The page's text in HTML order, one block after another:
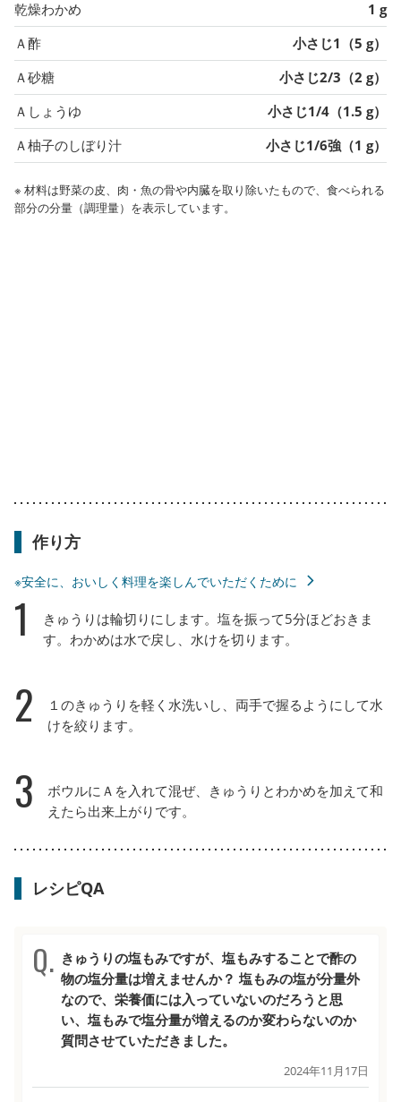
乾燥わかめ
1 g
Ａ酢
小さじ1（5 g）
Ａ砂糖
小さじ2/3（2 g）
Ａしょうゆ
小さじ1/4（1.5 g）
Ａ柚子のしぼり汁
小さじ1/6強（1 g）
※ 材料は野菜の皮、肉・魚の骨や内臓を取り除いたもので、食べられる
部分の分量（調理量）を表示しています。
作り方
※安全に、おいしく料理を楽しんでいただくために
1
きゅうりは輪切りにします。塩を振って5分ほどおきま
す。わかめは水で戻し、水けを切ります。
2
１のきゅうりを軽く水洗いし、両手で握るようにして水
けを絞ります。
3
ボウルにＡを入れて混ぜ、きゅうりとわかめを加えて和
えたら出来上がりです。
レシピQA
きゅうりの塩もみですが、塩もみすることで酢の
物の塩分量は増えませんか？ 塩もみの塩が分量外
なので、栄養価には入っていないのだろうと思
い、塩もみで塩分量が増えるのか変わらないのか
質問させていただきました。
2024年11月17日